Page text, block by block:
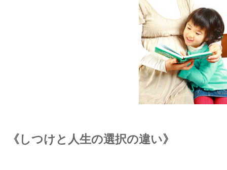
《しつけと人生の選択の違い》